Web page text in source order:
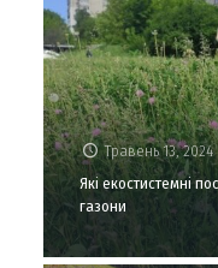
Травень 13, 2024
Які екостистемні
газони